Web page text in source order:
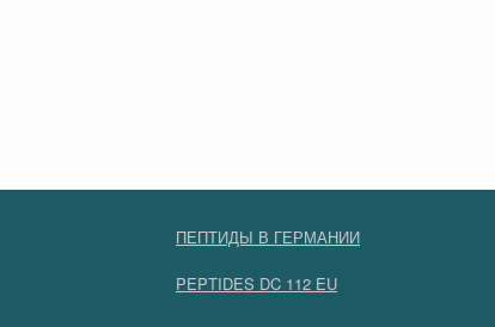
ПЕПТИДЫ В ГЕРМАНИИ
PEPTIDES DC 112 EU